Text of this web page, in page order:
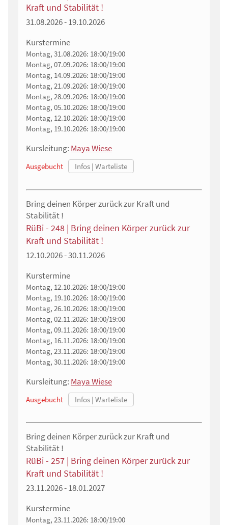
Kraft und Stabilität !
31.08.2026 - 19.10.2026
Kurstermine
Montag, 31.08.2026: 18:00/19:00
Montag, 07.09.2026: 18:00/19:00
Montag, 14.09.2026: 18:00/19:00
Montag, 21.09.2026: 18:00/19:00
Montag, 28.09.2026: 18:00/19:00
Montag, 05.10.2026: 18:00/19:00
Montag, 12.10.2026: 18:00/19:00
Montag, 19.10.2026: 18:00/19:00
Kursleitung: Maya Wiese
Ausgebucht
Bring deinen Körper zurück zur Kraft und
Stabilität !
RüBi - 248 | Bring deinen Körper zurück zur
Kraft und Stabilität !
12.10.2026 - 30.11.2026
Kurstermine
Montag, 12.10.2026: 18:00/19:00
Montag, 19.10.2026: 18:00/19:00
Montag, 26.10.2026: 18:00/19:00
Montag, 02.11.2026: 18:00/19:00
Montag, 09.11.2026: 18:00/19:00
Montag, 16.11.2026: 18:00/19:00
Montag, 23.11.2026: 18:00/19:00
Montag, 30.11.2026: 18:00/19:00
Kursleitung: Maya Wiese
Ausgebucht
Bring deinen Körper zurück zur Kraft und
Stabilität !
RüBi - 257 | Bring deinen Körper zurück zur
Kraft und Stabilität !
23.11.2026 - 18.01.2027
Kurstermine
Montag, 23.11.2026: 18:00/19:00